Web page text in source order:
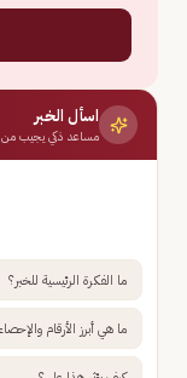
اسأل الخبر
مساعد ذكي يجيب من
ما الفكرة الرئيسية للخبر؟
ما هي أبرز الأرقام